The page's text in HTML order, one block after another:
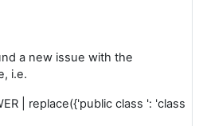
a new issue with the
i.e.
| replace({'public class ': 'class